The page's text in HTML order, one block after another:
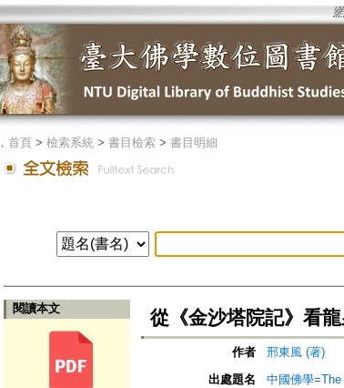
． 首頁> 檢索系統> 書目檢索> 書目明細
閱讀本文 從《金沙塔院記》看
作者
邢東風 (著)
出處題名
中國佛學